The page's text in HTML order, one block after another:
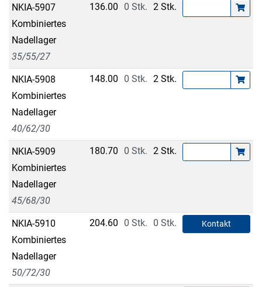
NKIA-5907
Kombiniertes
Nadellager
35/55/27
136.00 0 Stk. 2 Stk.
NKIA-5908
Kombiniertes
Nadellager
40/62/30
148.00 0 Stk. 2 Stk.
NKIA-5909
Kombiniertes
Nadellager
45/68/30
180.70 0 Stk. 2 Stk.
NKIA-5910
Kombiniertes
Nadellager
50/72/30
204.60 0 Stk. 0 Stk. Kontakt